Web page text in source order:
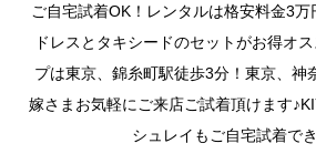
ご自宅試着OK！レンタルは格安料金3
ドレスとタキシードのセットがお得オ
プは東京、錦糸町駅徒歩3分！東京、神
嫁さまお気軽にご来店ご試着頂けます
シュレイもご自宅試着でき